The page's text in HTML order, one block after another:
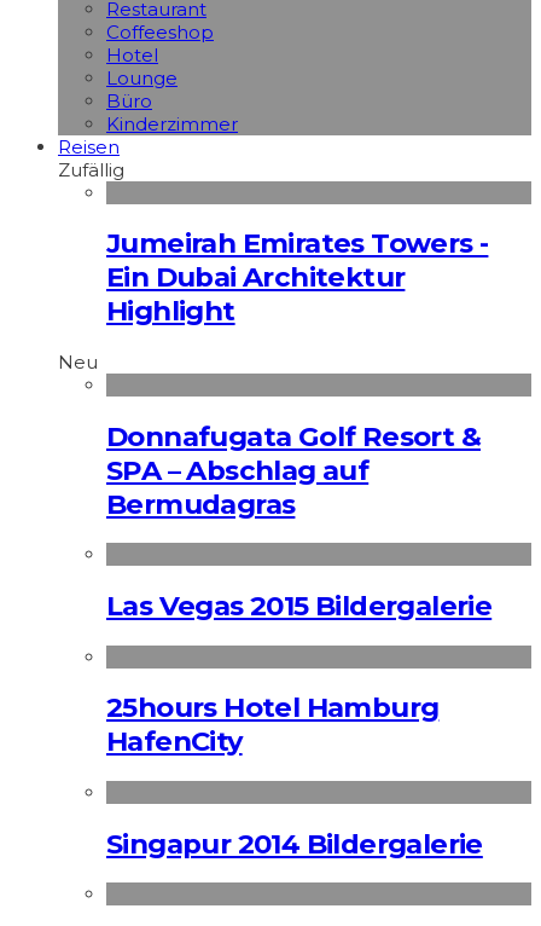
Restaurant
Coffeeshop
Hotel
Lounge
Büro
Kinderzimmer
Reisen
Zufällig
Jumeirah Emirates Towers -
Ein Dubai Architektur
Highlight
Neu
Donnafugata Golf Resort &
SPA – Abschlag auf
Bermudagras
Las Vegas 2015 Bildergalerie
25hours Hotel Hamburg
HafenCity
Singapur 2014 Bildergalerie